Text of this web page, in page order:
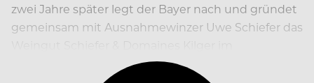
zwei Jahre später legt der Bayer nach und gründet
gemeinsam mit Ausnahmewinzer Uwe Schiefer das